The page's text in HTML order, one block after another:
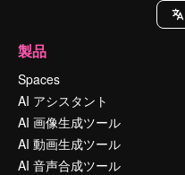
製品
Spaces
AI アシスタント
AI 画像生成ツール
AI 動画生成ツール
AI 音声合成ツール